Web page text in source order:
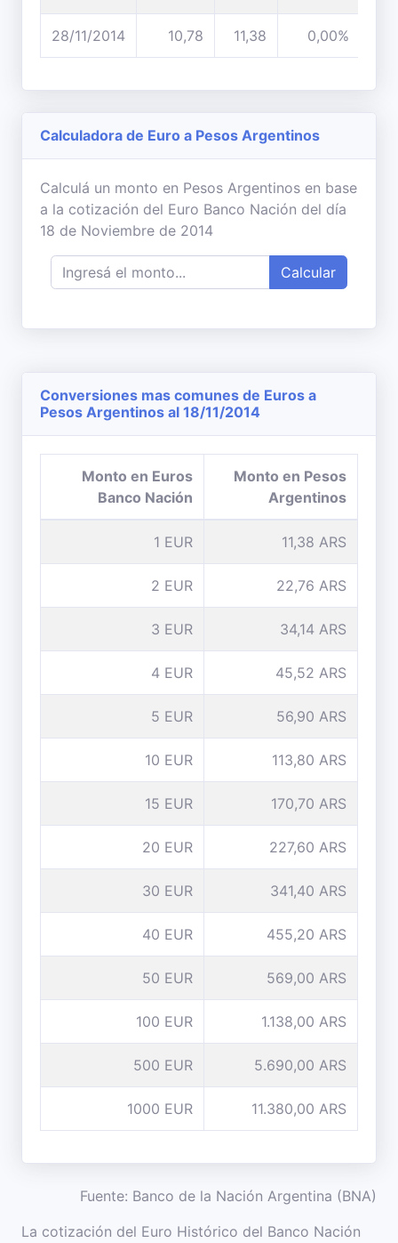
28/11/2014 10,78 11,38 0,00%
Calculadora de Euro a Pesos Argentinos
Calculá un monto en Pesos Argentinos en base
a la cotización del Euro Banco Nación del día
18 de Noviembre de 2014
Calcular
Conversiones mas comunes de Euros a
Pesos Argentinos al 18/11/2014
Monto en Euros
Banco Nación
Monto en Pesos
Argentinos
1 EUR 11,38 ARS
2 EUR 22,76 ARS
3 EUR 34,14 ARS
4 EUR 45,52 ARS
5 EUR 56,90 ARS
10 EUR 113,80 ARS
15 EUR 170,70 ARS
20 EUR 227,60 ARS
30 EUR 341,40 ARS
40 EUR 455,20 ARS
50 EUR 569,00 ARS
100 EUR 1.138,00 ARS
500 EUR 5.690,00 ARS
1000 EUR 11.380,00 ARS
Fuente: Banco de la Nación Argentina (BNA)
La cotización del Euro Histórico del Banco Nación